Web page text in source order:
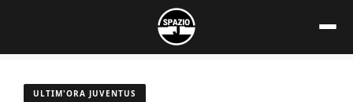
contenuto
ULTIM'ORA JUVENTUS